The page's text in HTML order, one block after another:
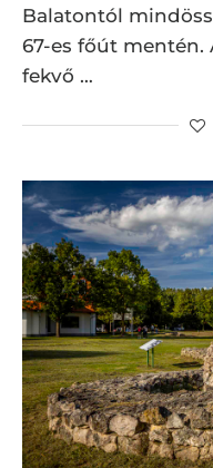
Balatontól
67-es főút
fekvő …